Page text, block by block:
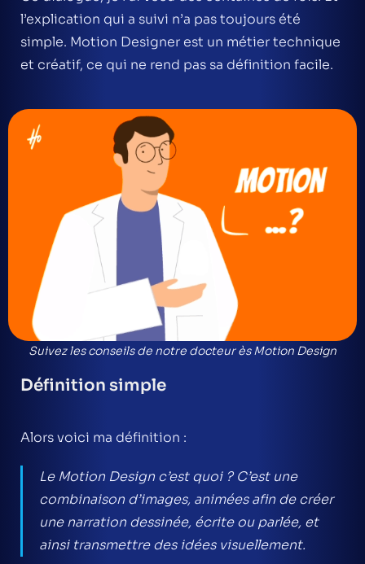
l’explication qui a suivi n’a pas toujours été
simple. Motion Designer est un métier technique
et créatif, ce qui ne rend pas sa définition facile.
Suivez les conseils de notre docteur ès Motion Design
Définition simple
Alors voici ma définition :
Le Motion Design c’est quoi ? C’est une
combinaison d’images, animées afin de créer
une narration dessinée, écrite ou parlée, et
ainsi transmettre des idées visuellement.